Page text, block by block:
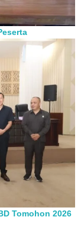
Tomohon 2026